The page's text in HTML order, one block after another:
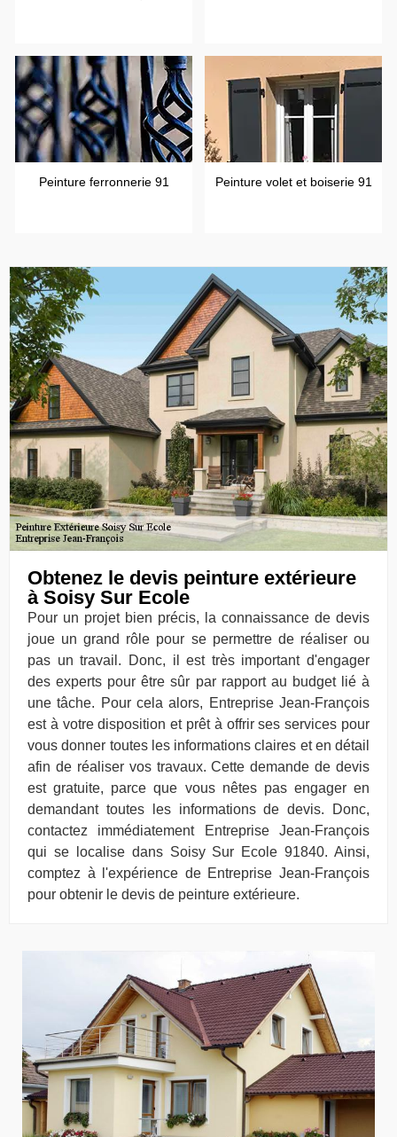
Peinture ferronnerie 91 Peinture volet et boiserie 91
Obtenez le devis peinture extérieure
à Soisy Sur Ecole
Pour un projet bien précis, la connaissance de devis
joue un grand rôle pour se permettre de réaliser ou
pas un travail. Donc, il est très important d'engager
des experts pour être sûr par rapport au budget lié à
une tâche. Pour cela alors, Entreprise Jean-François
est à votre disposition et prêt à offrir ses services pour
vous donner toutes les informations claires et en détail
afin de réaliser vos travaux. Cette demande de devis
est gratuite, parce que vous nêtes pas engager en
demandant toutes les informations de devis. Donc,
contactez immédiatement Entreprise Jean-François
qui se localise dans Soisy Sur Ecole 91840. Ainsi,
comptez à l'expérience de Entreprise Jean-François
pour obtenir le devis de peinture extérieure.